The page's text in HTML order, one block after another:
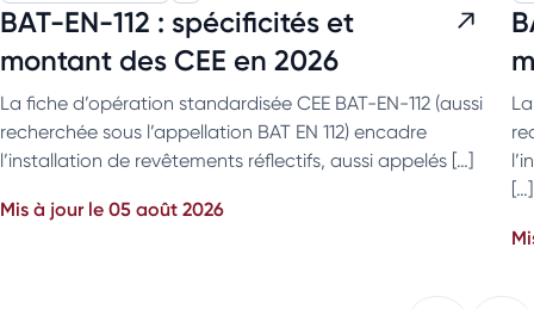
BAT-EN-112 : spécificités et
montant des CEE en 2026
La fiche d’opération standardisée CEE BAT-EN-112 (aussi
recherchée sous l’appellation BAT EN 112) encadre
l’installation de revêtements réflectifs, aussi appelés […]
Mis à jour le 05 août 2026
[…]